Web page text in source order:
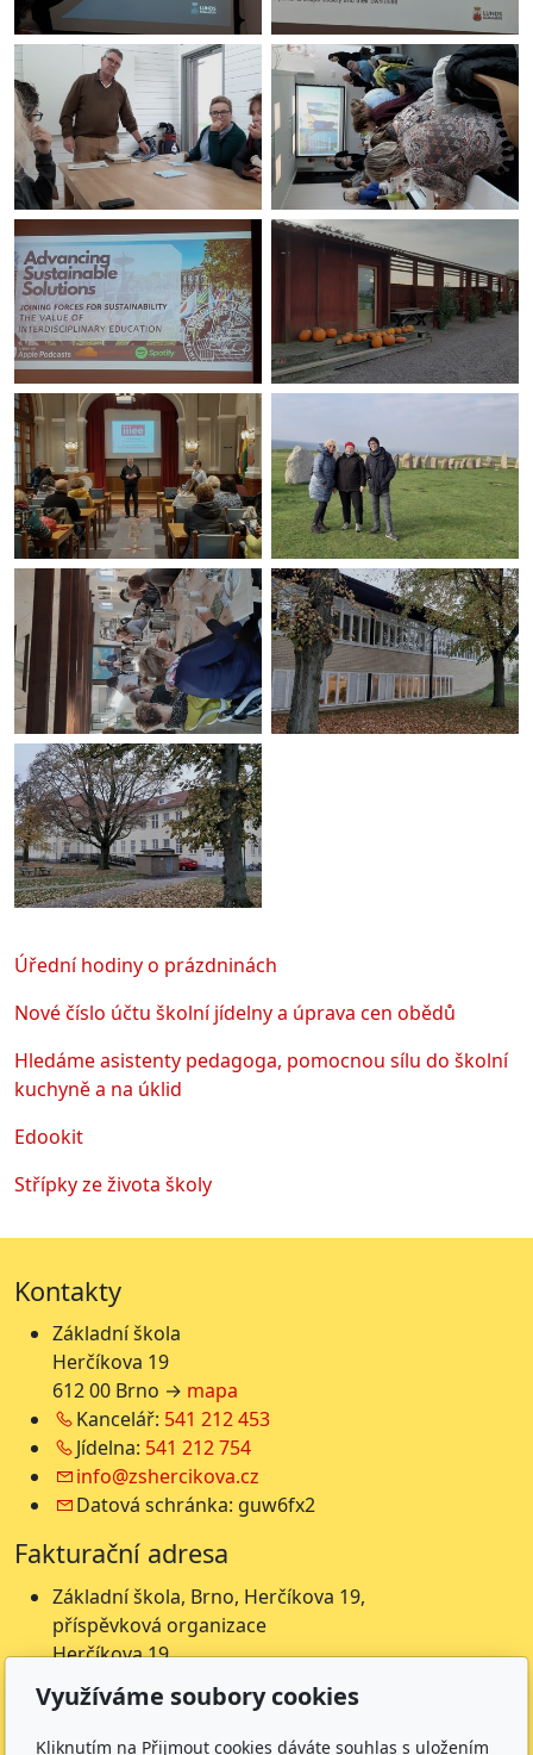
Úřední hodiny o prázdninách
Nové číslo účtu školní jídelny a úprava cen obědů
Hledáme asistenty pedagoga, pomocnou sílu do školní
kuchyně a na úklid
Edookit
Střípky ze života školy
Kontakty
Základní škola
Herčíkova 19
612 00 Brno → mapa
Kancelář: 541 212 453
Jídelna: 541 212 754
info@zshercikova.cz
Datová schránka: guw6fx2
Fakturační adresa
Základní škola, Brno, Herčíkova 19,
příspěvková organizace
Herčíkova 19
612 00 Brno
IČ: 62157116
Nejsme plátci DPH
Využíváme soubory cookies
Kliknutím na Přijmout cookies dáváte souhlas s uložením